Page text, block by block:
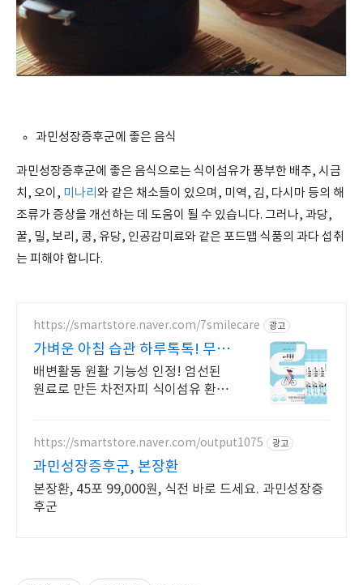
과민성장증후군에 좋은 음식
과민성장증후군에 좋은 음식으로는 식이섬유가 풍부한 배추, 시금
치, 오이, 미나리 와 같은 채소들이 있으며, 미역, 김, 다시마 등의 해
조류가 증상을 개선하는 데 도움이 될 수 있습니다. 그러나, 과당,
꿀, 밀, 보리, 콩, 유당, 인공감미료와 같은 포드맵 식품의 과다 섭취
는 피해야 합니다.
https://smartstore.naver.com/7smilecare 광고
가벼운 아침 습관 하루톡톡! 무료
배송 & 추가구매할인
배변활동 원활 기능성 인정! 엄선된
원료로 만든 차전자피 식이섬유 환!
https://smartstore.naver.com/output1075 광고
과민성장증후군, 본장환
본장환, 45포 99,000원, 식전 바로 드세요. 과민성장증
후군